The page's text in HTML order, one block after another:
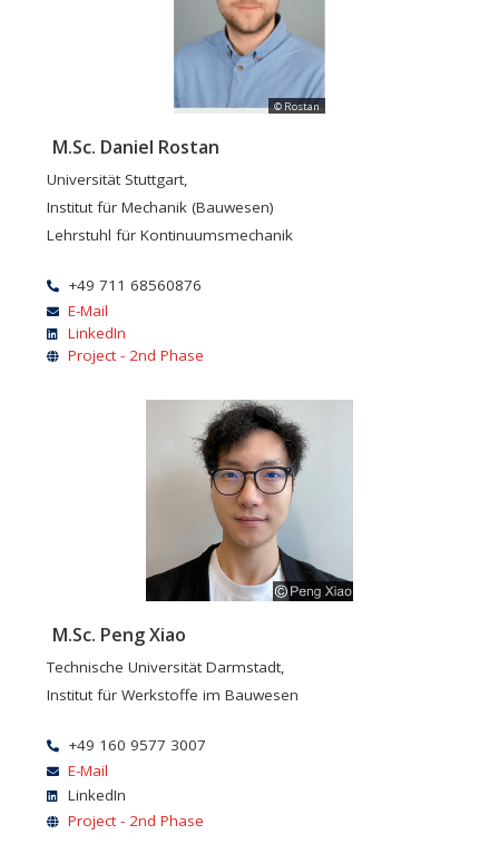
© Rostan
M.Sc. Daniel Rostan
Universität Stuttgart,
Institut für Mechanik (Bauwesen)
Lehrstuhl für Kontinuumsmechanik
+49 711 68560876
E-Mail
LinkedIn
Project - 2nd Phase
M.Sc. Peng Xiao
Technische Universität Darmstadt,
Institut für Werkstoffe im Bauwesen
+49 160 9577 3007
E-Mail
LinkedIn
Project - 2nd Phase